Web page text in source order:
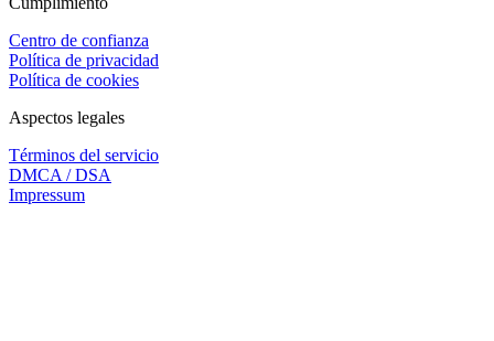
Centro de confianza
Política de privacidad
Política de cookies
Aspectos legales
Términos del servicio
DMCA / DSA
Impressum